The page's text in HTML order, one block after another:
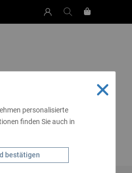
SCHMUCK
personalisierte
finden Sie auch in
bestätigen